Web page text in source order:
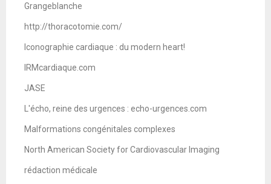
Grangeblanche
http://thoracotomie.com/
Iconographie cardiaque : du modern heart!
IRMcardiaque.com
JASE
L'écho, reine des urgences : echo-urgences.com
Malformations congénitales complexes
North American Society for Cardiovascular Imaging
rédaction médicale